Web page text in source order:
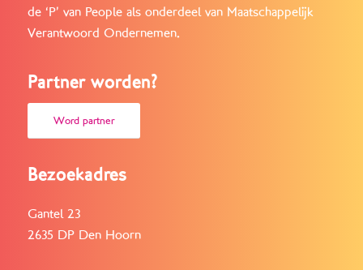
de ‘P’ van People als onderdeel van Maatschappelijk
Verantwoord Ondernemen.
Partner worden?
Word partner
Bezoekadres
Gantel 23
2635 DP Den Hoorn